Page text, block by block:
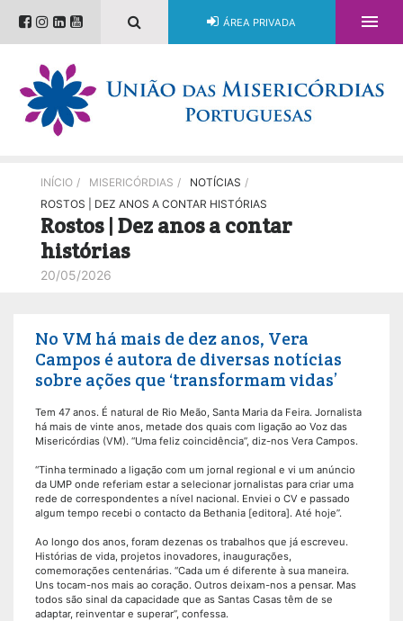
ÁREA PRIVADA 
INÍCIO / MISERICÓRDIAS / NOTÍCIAS /
ROSTOS | DEZ ANOS A CONTAR HISTÓRIAS
Rostos | Dez anos a contar
histórias
20/05/2026
No VM há mais de dez anos, Vera
Campos é autora de diversas notícias
sobre ações que ‘transformam vidas’
Tem 47 anos. É natural de Rio Meão, Santa Maria da Feira. Jornalista
há mais de vinte anos, metade dos quais com ligação ao Voz das
Misericórdias (VM). “Uma feliz coincidência”, diz-nos Vera Campos.
“Tinha terminado a ligação com um jornal regional e vi um anúncio
da UMP onde referiam estar a selecionar jornalistas para criar uma
rede de correspondentes a nível nacional. Enviei o CV e passado
algum tempo recebi o contacto da Bethania [editora]. Até hoje”.
Ao longo dos anos, foram dezenas os trabalhos que já escreveu.
Histórias de vida, projetos inovadores, inaugurações,
comemorações centenárias. “Cada um é diferente à sua maneira.
Uns tocam-nos mais ao coração. Outros deixam-nos a pensar. Mas
todos são sinal da capacidade que as Santas Casas têm de se
adaptar, reinventar e superar”, confessa.